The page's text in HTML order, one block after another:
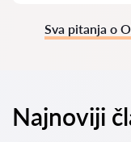
Sva pitanja o
Najnoviji